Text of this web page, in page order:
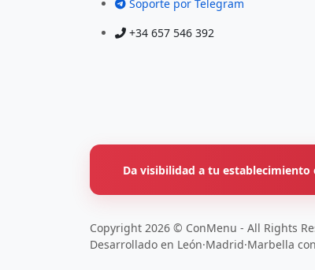
Soporte por Telegram
+34 657 546 392
Da visibilidad a tu establecimiento
Copyright 2026 © ConMenu - All Rights
Desarrollado en León·Madrid·Marbella